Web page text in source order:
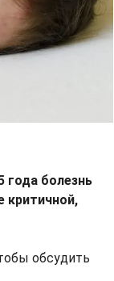
года болезнь
критичной,
обсудить